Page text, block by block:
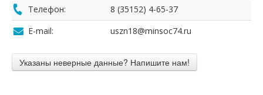
Телефон:
8 (35152) 4-65-37
E-mail:
uszn18@minsoc74.ru